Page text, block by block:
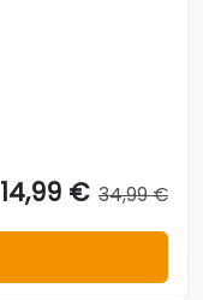
14,99 € 34,99 €